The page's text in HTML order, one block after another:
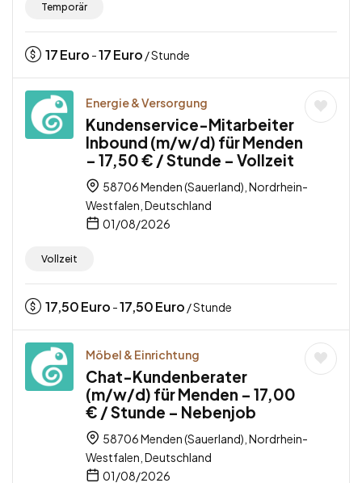
Temporär
17Euro -17Euro / Stunde
Energie & Versorgung
Kundenservice-Mitarbeiter
Inbound (m/w/d) für Menden
– 17,50 € / Stunde – Vollzeit
58706 Menden (Sauerland), Nordrhein-
Westfalen, Deutschland
01/08/2026
Vollzeit
17,50Euro -17,50Euro / Stunde
Möbel & Einrichtung
Chat-Kundenberater
(m/w/d) für Menden – 17,00
€ / Stunde – Nebenjob
58706 Menden (Sauerland), Nordrhein-
Westfalen, Deutschland
01/08/2026